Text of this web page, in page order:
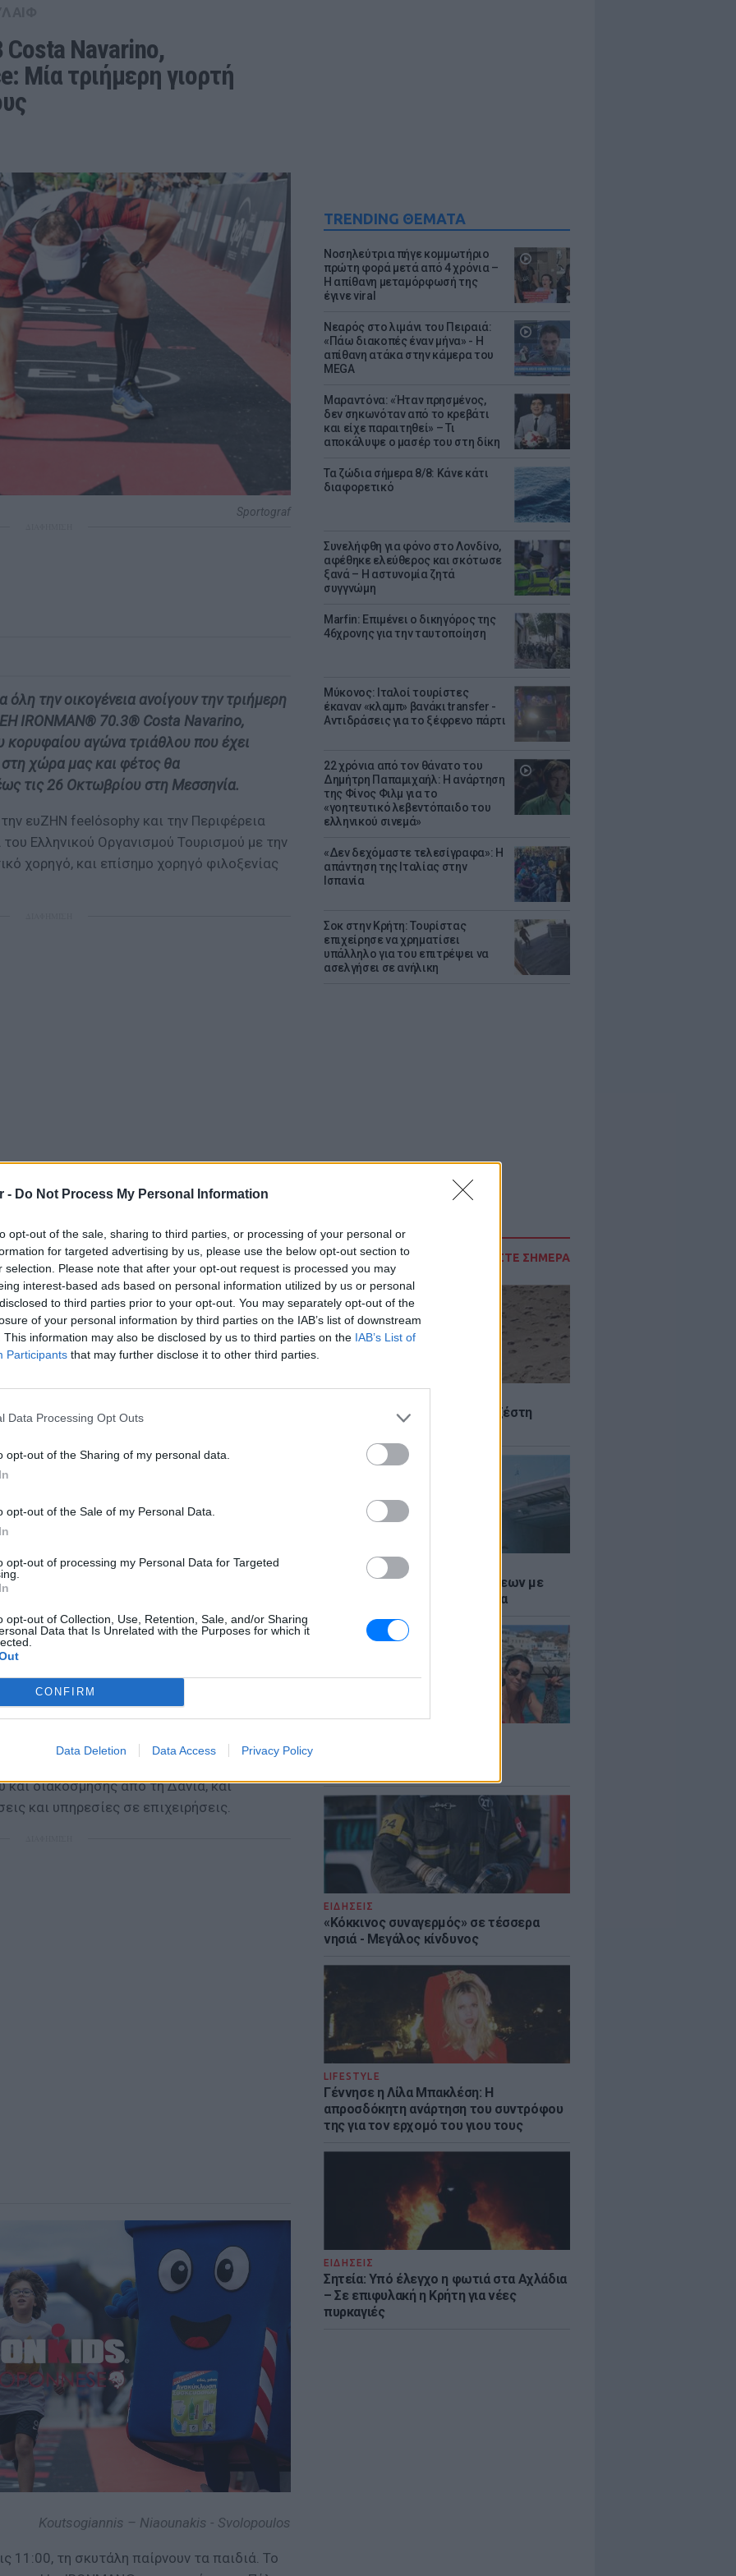
- Do Not Process My Personal Information
opt-out of the sale, sharing to third parties, or processing of your personal or
for targeted advertising by us, please use the below opt-out section to
selection. Please note that after your opt-out request is processed you may
interest-based ads based on personal information utilized by us or personal
to third parties prior to your opt-out. You may separately opt-out of the
of your personal information by third parties on the IAB’s list of downstream
This information may also be disclosed by us to third parties on the IAB’s List of
Participants that may further disclose it to other third parties.
Data Processing Opt Outs
opt-out of the Sharing of my personal data.
opt-out of the Sale of my Personal Data.
opt-out of processing my Personal Data for Targeted
opt-out of Collection, Use, Retention, Sale, and/or Sharing
Data that Is Unrelated with the Purposes for which it
CONFIRM
Data Deletion Data Access Privacy Policy
TRENDING ΘΕΜΑΤΑ
Νοσηλεύτρια πήγε κομμωτήριο
πρώτη φορά μετά από 4 χρόνια –
Η απίθανη μεταμόρφωσή της
έγινε viral
Νεαρός στο λιμάνι του Πειραιά:
«Πάω διακοπές έναν μήνα» - Η
απίθανη ατάκα στην κάμερα του
MEGA
Μαραντόνα: «Ήταν πρησμένος,
δεν σηκωνόταν από το κρεβάτι
και είχε παραιτηθεί» – Τι
αποκάλυψε ο μασέρ του στη δίκη
Τα ζώδια σήμερα 8/8: Κάνε κάτι
διαφορετικό
Συνελήφθη για φόνο στο Λονδίνο,
αφέθηκε ελεύθερος και σκότωσε
ξανά – Η αστυνομία ζητά
συγγνώμη
Marfin: Επιμένει ο δικηγόρος της
46χρονης για την ταυτοποίηση
Μύκονος: Ιταλοί τουρίστες
έκαναν «κλαμπ» βανάκι transfer -
Αντιδράσεις για το ξέφρενο πάρτι
22 χρόνια από τον θάνατο του
Δημήτρη Παπαμιχαήλ: Η ανάρτηση
της Φίνος Φιλμ για το
«γοητευτικό λεβεντόπαιδο του
ελληνικού σινεμά»
«Δεν δεχόμαστε τελεσίγραφα»: Η
απάντηση της Ιταλίας στην
Ισπανία
Σοκ στην Κρήτη: Τουρίστας
επιχείρησε να χρηματίσει
υπάλληλο για του επιτρέψει να
ασελγήσει σε ανήλικη
ΔΙΑΒΑΣΤΕ ΣΗΜΕΡΑ
Καιρός: Πού θα «χτυπήσει» η ζέστη
ΕΙΔΗΣΕΙΣ
Αύγουστος: Ρεκόρ Αναχωρήσεων με
56.000 Ταξιδιώτες στα Λιμάνια
ΕΙΔΗΣΕΙΣ
«Κόκκινος συναγερμός» σε τέσσερα
νησιά - Μεγάλος κίνδυνος
LIFESTYLE
Γέννησε η Λίλα Μπακλέση: Η
απροσδόκητη ανάρτηση του συντρόφου
της για τον ερχομό του γιου τους
ΕΙΔΗΣΕΙΣ
Σητεία: Υπό έλεγχο η φωτιά στα Αχλάδια
– Σε επιφυλακή η Κρήτη για νέες
πυρκαγιές
Navarino,
Μία τριήμερη γιορτή
Sportograf
την οικογένεια ανοίγουν την τριήμερη
IRONMAN® 70.3® Costa Navarino,
κορυφαίου αγώνα τριάθλου που έχει
χώρα μας και φέτος θα
τις 26 Οκτωβρίου στη Μεσσηνία.
ευΖΗΝ feelόsophy και την Περιφέρεια
Ελληνικού Οργανισμού Τουρισμού με την
χορηγό, και επίσημο χορηγό φιλοξενίας
19:00, καθώς ο ήλιος δύει πίσω από τη
Peloponnese powered by IRONMAN®
τρεξίματος σε μια παραθαλάσσια ήπια
χρώματα του ηλιοβασιλέματος,
ηλικίας 16 ετών και άνω.
είναι το Τμήμα Εταιρικών Πελατών της
πυλώνα της διεθνούς αλυσίδας
και διακόσμησης από τη Δανία, και
και υπηρεσίες σε επιχειρήσεις.
Koutsogiannis – Niaounakis - Svolopoulos
11:00, τη σκυτάλη παίρνουν τα παιδιά. Το